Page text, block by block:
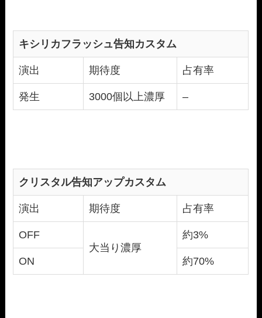
キシリカフラッシュ告知カスタム
演出 期待度 占有率
発生 3000個以上濃厚 –
クリスタル告知アップカスタム
演出 期待度 占有率
OFF
大当り濃厚
約3%
ON 約70%